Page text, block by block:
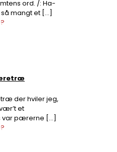
ord. /: Ha-
mangt et […]
der hviler jeg,
et
var pærerne […]